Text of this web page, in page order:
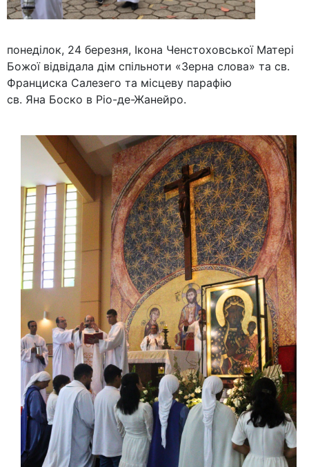
понеділок, 24 березня, Ікона Ченстоховської Матері
Божої відвідала дім спільноти «Зерна слова» та св.
Франциска Салезего та місцеву парафію
св. Яна Боско в Ріо-де-Жанейро.